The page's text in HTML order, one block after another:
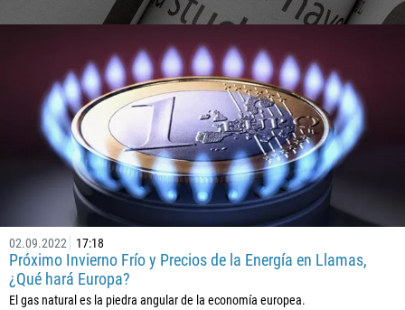
02.09.2022 17:18
Próximo Invierno Frío y Precios de la Energía en Llamas,
¿Qué hará Europa?
El gas natural es la piedra angular de la economía europea.